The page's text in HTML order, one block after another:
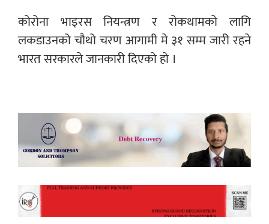
कोरोना भाइरस नियन्त्रण र रोकथामको लागि
लकडाउनको चौथो चरण आगामी मे ३१ सम्म जारी रहने
भारत सरकारले जानकारी दिएको हो ।